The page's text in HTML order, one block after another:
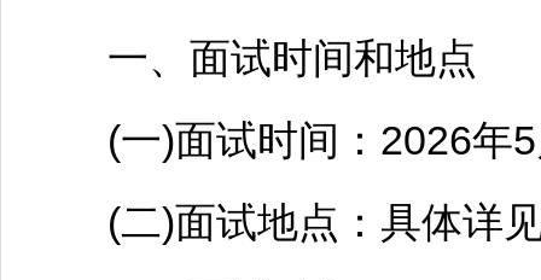
一、面试时间和地点
(一)面试时间：2026年5
(二)面试地点：具体详见